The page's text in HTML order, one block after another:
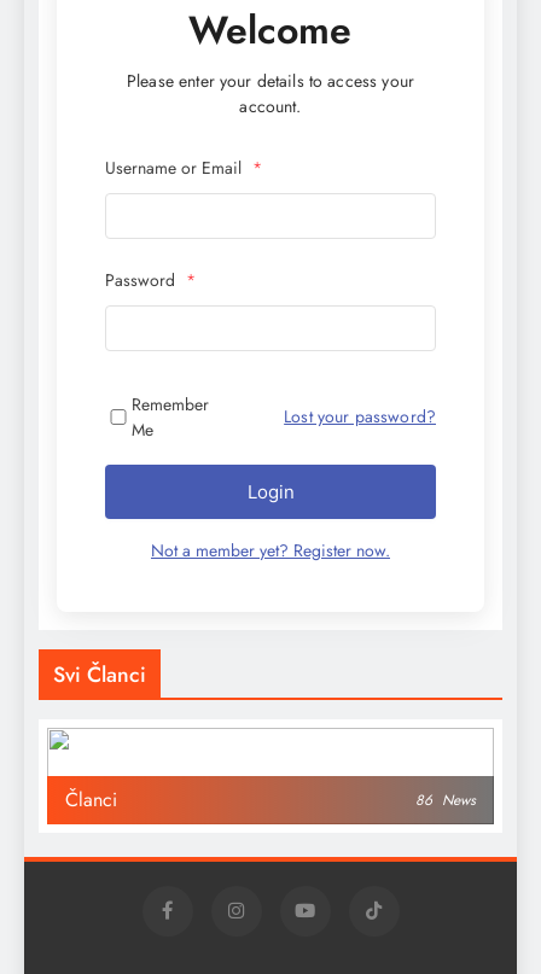
Welcome
Please enter your details to access your
account.
Username or Email *
Password *
Remember
Me
Lost your password?
Login
Not a member yet? Register now.
Svi Članci
Članci 86 News